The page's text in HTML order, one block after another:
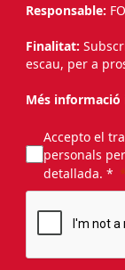
Responsable:
Finalitat:
escau, per a
Més informació
Accepto el
personals
detallada. *